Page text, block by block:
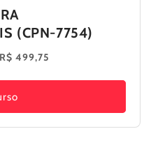
(CPN-7754)
499,75